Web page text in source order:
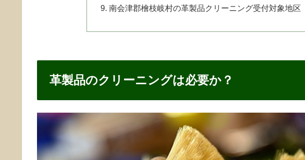
南会津郡檜枝岐村の革製品クリーニング受付対象地区
革製品のクリーニングは必要か？